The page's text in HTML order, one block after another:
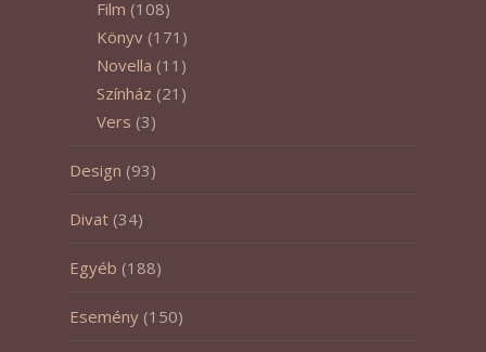
Film (108)
Könyv (171)
Novella (11)
Színház (21)
Vers (3)
Design (93)
Divat (34)
Egyéb (188)
Esemény (150)